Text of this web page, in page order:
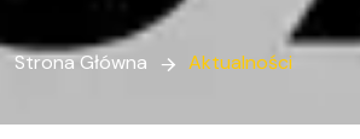
Strona Główna Aktualności